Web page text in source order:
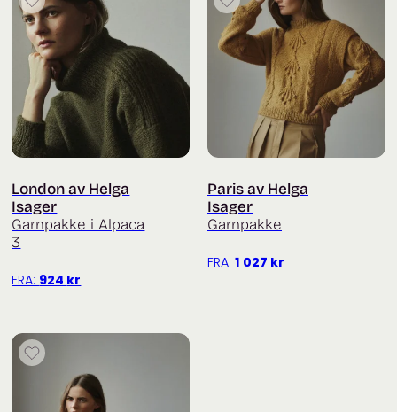
London av Helga
Isager
Garnpakke i Alpaca
3
FRA: 924 kr
Paris av Helga
Isager
Garnpakke
FRA: 1 027 kr